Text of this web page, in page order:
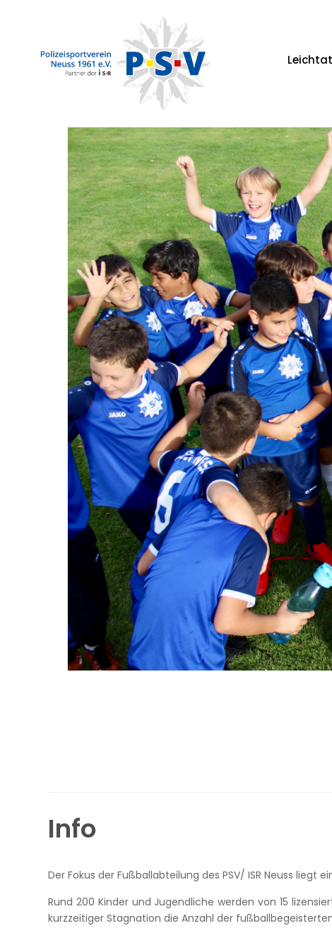
Info
Der Fokus der Fußballabteilung des PSV/ ISR Neuss
Rund 200 Kinder und Jugendliche werden von 15
kurzzeitiger Stagnation die Anzahl der